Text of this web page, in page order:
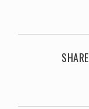
SHARE